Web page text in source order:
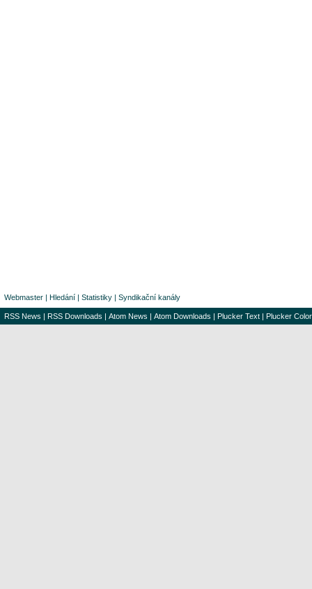
Webmaster | Hledání | Statistiky | Syndikační kanály
RSS News | RSS Downloads | Atom News | Atom Downloads | Plucker Text | Plucker Color